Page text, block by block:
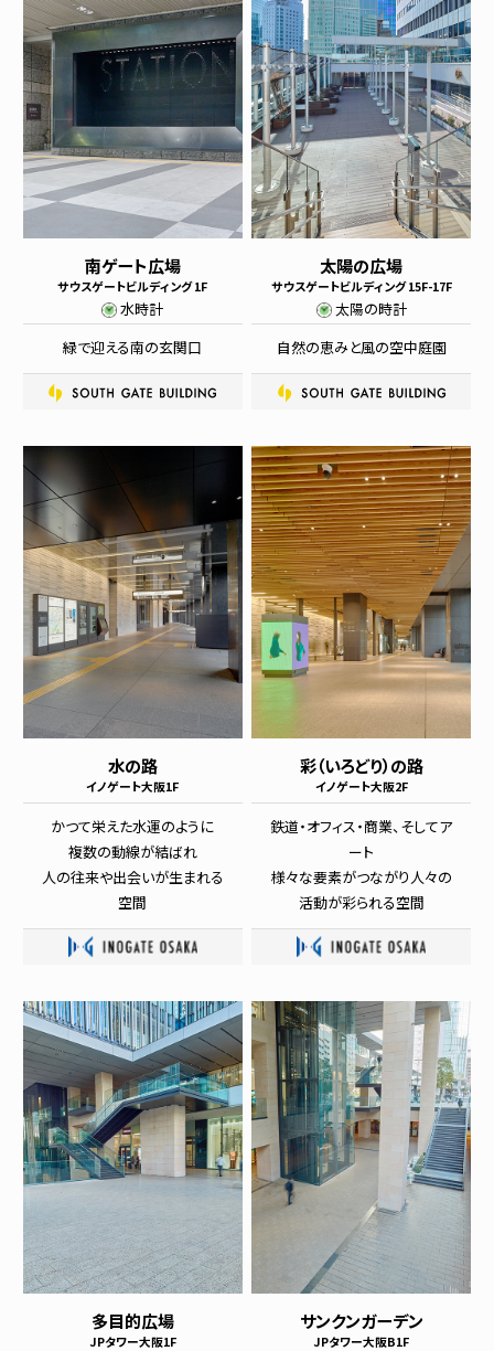
南ゲート広場
サウスゲートビルディング 1F
水時計
緑で迎える南の玄関口
太陽の広場
サウスゲートビルディング 15F-17F
太陽の時計
自然の恵みと風の空中庭園
水の路
イノゲート大阪1F
かつて栄えた水運のように
複数の動線が結ばれ
人の往来や出会いが生まれる
空間
彩（いろどり）の路
イノゲート大阪2F
鉄道・オフィス・商業、そしてア
ート
様々な要素がつながり人々の
活動が彩られる空間
多目的広場
JPタワー大阪1F
サンクンガーデン
JPタワー大阪B1F